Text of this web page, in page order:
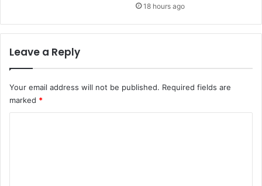
18 hours ago
Leave a Reply
Your email address will not be published. Required fields are
marked *